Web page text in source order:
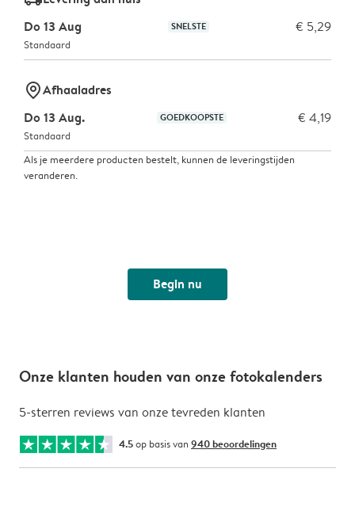
Do 13 Aug
SNELSTE € 5,29
Standaard
marker-pinAfhaaladres
Do 13 Aug.
GOEDKOOPSTE € 4,19
Standaard
Als je meerdere producten bestelt, kunnen de leveringstijden
veranderen.
Begin nu
Onze klanten houden van onze fotokalenders
5-sterren reviews van onze tevreden klanten
4.5op basis van 940 beoordelingen